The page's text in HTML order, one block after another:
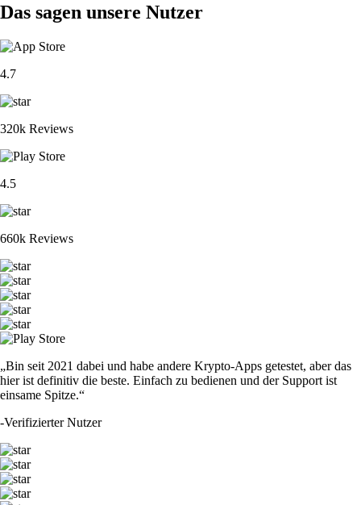
Das sagen unsere Nutzer
4.7
320k Reviews
4.5
660k Reviews
„Bin seit 2021 dabei und habe andere Krypto-Apps getestet, aber das
hier ist definitiv die beste. Einfach zu bedienen und der Support ist
einsame Spitze.“
-Verifizierter Nutzer